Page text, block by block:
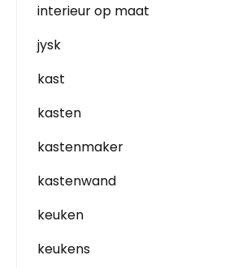
interieur op maat
jysk
kast
kasten
kastenmaker
kastenwand
keuken
keukens